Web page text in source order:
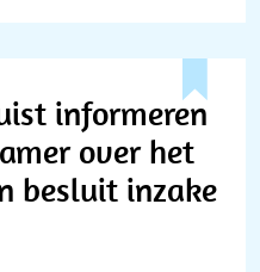
informeren
over het
besluit inzake